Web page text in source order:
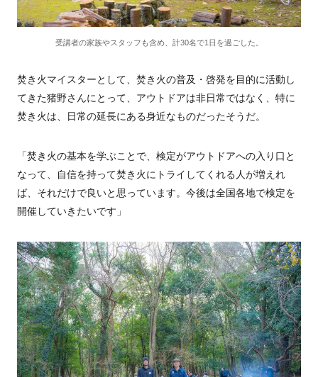
受講者の家族やスタッフも含め、計30名で1日を過ごした。
焚き火マイスターとして、焚き火の普及・啓発を目的に活動し
てきた猪野さんにとって、アウトドアは非日常ではなく、特に
焚き火は、日常の延長にある身近なものだったそうだ。
「焚き火の基本を学ぶことで、検定がアウトドアへの入り口と
なって、自信を持って焚き火にトライしてくれる人が増えれ
ば、それだけで良いと思っています。今後は全国各地で検定を
開催していきたいです」